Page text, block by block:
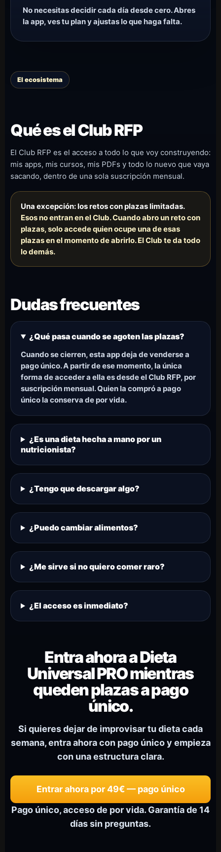
No necesitas decidir cada día desde cero. Abres
la app, ves tu plan y ajustas lo que haga falta.
El ecosistema
Qué es el Club RFP
El Club RFP es el acceso a todo lo que voy construyendo:
mis apps, mis cursos, mis PDFs y todo lo nuevo que vaya
sacando, dentro de una sola suscripción mensual.
Una excepción: los retos con plazas limitadas.
Esos no entran en el Club. Cuando abro un reto con
plazas, solo accede quien ocupe una de esas
plazas en el momento de abrirlo. El Club te da todo
lo demás.
Dudas frecuentes
¿Qué pasa cuando se agoten las plazas?
Cuando se cierren, esta app deja de venderse a
pago único. A partir de ese momento, la única
forma de acceder a ella es desde el Club RFP, por
suscripción mensual. Quien la compró a pago
único la conserva de por vida.
¿Es una dieta hecha a mano por un
nutricionista?
¿Tengo que descargar algo?
¿Puedo cambiar alimentos?
¿Me sirve si no quiero comer raro?
¿El acceso es inmediato?
Entra ahora a Dieta
Universal PRO mientras
queden plazas a pago
único.
Si quieres dejar de improvisar tu dieta cada
semana, entra ahora con pago único y empieza
con una estructura clara.
Entrar ahora por 49€ — pago único
Pago único, acceso de por vida. Garantía de 14
días sin preguntas.